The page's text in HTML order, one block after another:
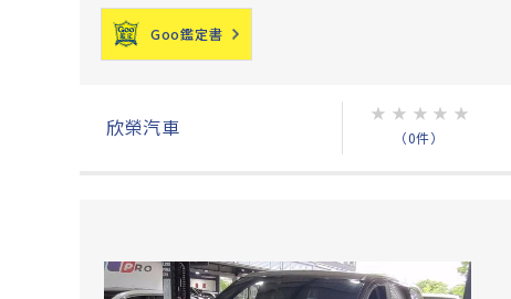
Goo鑑定書
欣榮汽車
★ ★ ★ ★ ★
（0件）